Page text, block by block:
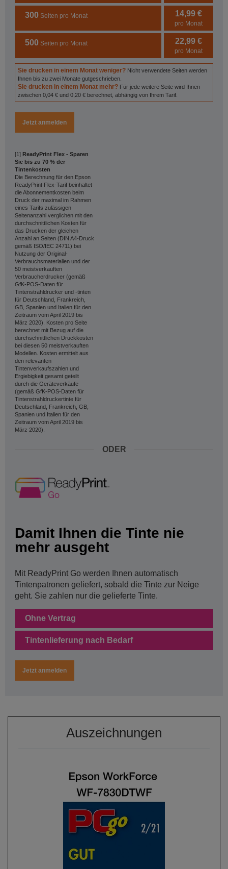
300 Seiten pro Monat 14,99 €
pro Monat
500 Seiten pro Monat 22,99 €
pro Monat
Sie drucken in einem Monat weniger? Nicht verwendete Seiten werden
Ihnen bis zu zwei Monate gutgeschrieben.
Sie drucken in einem Monat mehr? Für jede weitere Seite wird Ihnen
zwischen 0,04 € und 0,20 € berechnet, abhängig von Ihrem Tarif.
Jetzt anmelden
[1] ReadyPrint Flex - Sparen
Sie bis zu 70 % der
Tintenkosten
Die Berechnung für den Epson
ReadyPrint Flex-Tarif beinhaltet
die Abonnementkosten beim
Druck der maximal im Rahmen
eines Tarifs zulässigen
Seitenanzahl verglichen mit den
durchschnittlichen Kosten für
das Drucken der gleichen
Anzahl an Seiten (DIN A4-Druck
gemäß ISO/IEC 24711) bei
Nutzung der Original-
Verbrauchsmaterialien und der
50 meistverkauften
Verbraucherdrucker (gemäß
GfK-POS-Daten für
Tintenstrahldrucker und -tinten
für Deutschland, Frankreich,
GB, Spanien und Italien für den
Zeitraum vom April 2019 bis
März 2020). Kosten pro Seite
berechnet mit Bezug auf die
durchschnittlichen Druckkosten
bei diesen 50 meistverkauften
Modellen. Kosten ermittelt aus
den relevanten
Tintenverkaufszahlen und
Ergiebigkeit gesamt geteilt
durch die Geräteverkäufe
(gemäß GfK-POS-Daten für
Tintenstrahldruckertinte für
Deutschland, Frankreich, GB,
Spanien und Italien für den
Zeitraum vom April 2019 bis
März 2020).
ODER
Damit Ihnen die Tinte nie
mehr ausgeht
Mit ReadyPrint Go werden Ihnen automatisch
Tintenpatronen geliefert, sobald die Tinte zur Neige
geht. Sie zahlen nur die gelieferte Tinte.
Ohne Vertrag
Tintenlieferung nach Bedarf
Jetzt anmelden
Auszeichnungen